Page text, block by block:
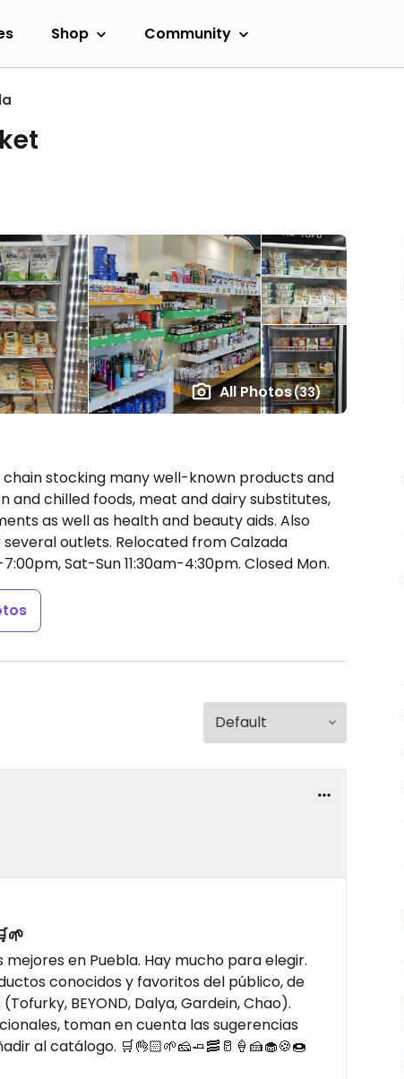
Shop Community
All Photos(33)
stocking many well-known products and
and chilled foods, meat and dairy substitutes,
as well as health and beauty aids. Also
outlets. Relocated from Calzada
Sat-Sun 11:30am-4:30pm. Closed Mon.
en Puebla. Hay mucho para elegir.
conocidos y favoritos del público, de
BEYOND, Dalya, Gardein, Chao).
toman en cuenta las sugerencias
al catálogo. 🛒👌🏻🌱🧀🧈🥓🥛🍦🍰🧁🍪🍩